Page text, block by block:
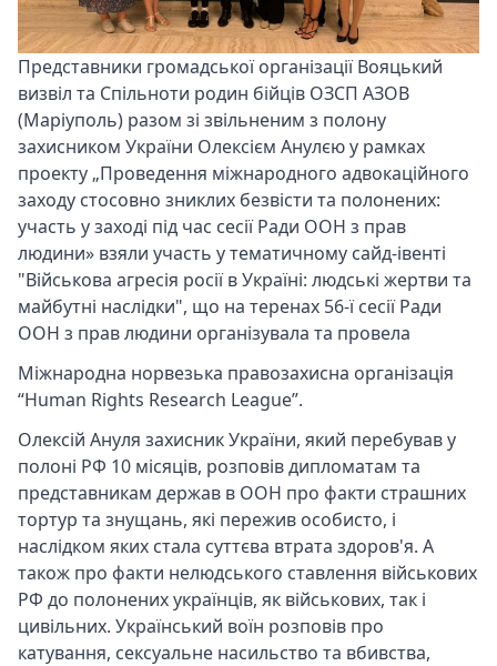
Представники громадської організації Вояцький
визвіл та Спільноти родин бійців ОЗСП АЗОВ
(Маріуполь) разом зі звільненим з полону
захисником України Олексієм Анулєю у рамках
проекту „Проведення міжнародного адвокаційного
заходу стосовно зниклих безвісти та полонених:
участь у заході під час сесії Ради ООН з прав
людини» взяли участь у тематичному сайд-івенті
"Військова агресія росії в Україні: людські жертви та
майбутні наслідки", що на теренах 56-ї сесії Ради
ООН з прав людини організувала та провела
Міжнародна норвезька правозахисна організація
“Human Rights Research League”.
Олексій Ануля захисник України, який перебував у
полоні РФ 10 місяців, розповів дипломатам та
представникам держав в ООН про факти страшних
тортур та знущань, які пережив особисто, і
наслідком яких стала суттєва втрата здоров'я. А
також про факти нелюдського ставлення військових
РФ до полонених українців, як військових, так і
цивільних. Український воїн розповів про
катування, сексуальне насильство та вбивства,